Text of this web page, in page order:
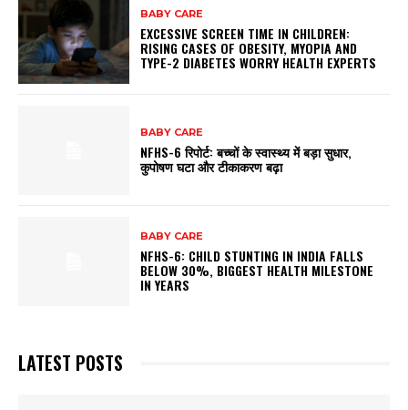
BABY CARE
EXCESSIVE SCREEN TIME IN CHILDREN:
RISING CASES OF OBESITY, MYOPIA AND
TYPE-2 DIABETES WORRY HEALTH EXPERTS
BABY CARE
NFHS-6 रिपोर्ट: बच्चों के स्वास्थ्य में बड़ा सुधार,
कुपोषण घटा और टीकाकरण बढ़ा
BABY CARE
NFHS-6: CHILD STUNTING IN INDIA FALLS
BELOW 30%, BIGGEST HEALTH MILESTONE
IN YEARS
LATEST POSTS